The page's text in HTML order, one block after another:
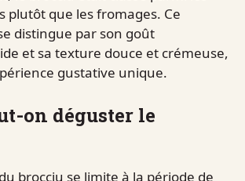
plutôt que les fromages. Ce
distingue par son goût
et sa texture douce et crémeuse,
gustative unique.
on déguster le
brocciu se limite à la période de